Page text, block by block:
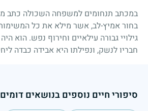
במכתב תנחומים למשפחה השכולה כתב
בחור אמיץ-לב, אשר מילא את כל
גילויי גבורה עילאיים וחירוף נפש. הוא
חבריו לנשק, ונפילתו היא אבידה כבדה
סיפורי חיים נוספים בנושאים